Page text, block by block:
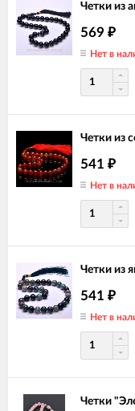
Четки из
569 ₽
Нет в
Четки из
541 ₽
Нет в
Четки из
541 ₽
Нет в
Четки